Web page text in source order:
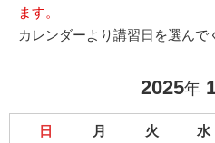
ます。
カレンダーより講習日を選んで
2025年
日 月 火 水